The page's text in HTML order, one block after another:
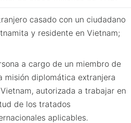
casado con un ciudadano
y residente en Vietnam;
a cargo de un miembro de
misión diplomática extranjera
autorizada a trabajar en
de los tratados
aplicables.